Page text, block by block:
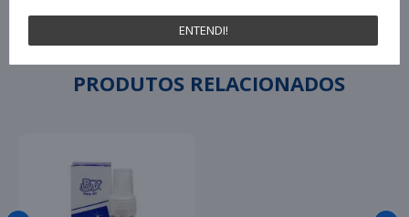
13x17 Un
com 5.000 Unidades
PRODUTOS RELACIONADOS
ENTENDI!